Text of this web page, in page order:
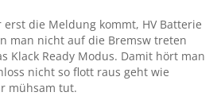
erst die Meldung kommt, HV Batterie
man nicht auf die Bremsw treten
Klack Ready Modus. Damit hört man
nicht so flott raus geht wie
mühsam tut.